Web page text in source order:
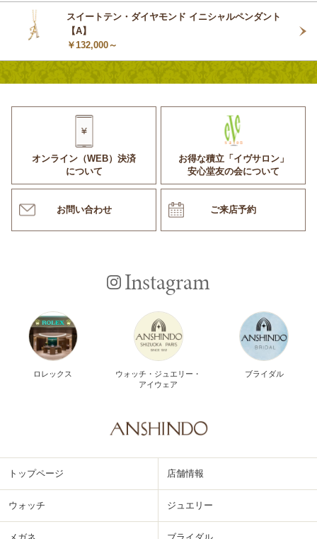
スイートテン・ダイヤモンド イニシャルペンダント
【A】
￥132,000～
オンライン（WEB）決済
について
お得な積立「イヴサロン」
安心堂友の会について
お問い合わせ ご来店予約
Instagram
ロレックス
ウォッチ・ジュエリー・
アイウェア
ブライダル
トップページ 店舗情報
ウォッチ ジュエリー